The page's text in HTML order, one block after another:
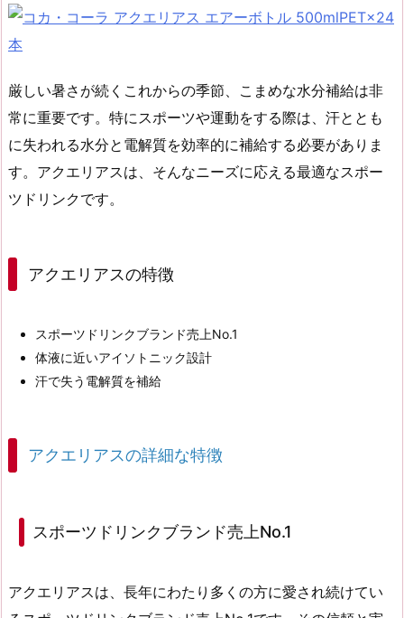
厳しい暑さが続くこれからの季節、こまめな水分補給は非
常に重要です。特にスポーツや運動をする際は、汗ととも
に失われる水分と電解質を効率的に補給する必要がありま
す。アクエリアスは、そんなニーズに応える最適なスポー
ツドリンクです。
アクエリアスの特徴
スポーツドリンクブランド売上No.1
体液に近いアイソトニック設計
汗で失う電解質を補給
アクエリアスの詳細な特徴
スポーツドリンクブランド売上No.1
アクエリアスは、長年にわたり多くの方に愛され続けてい